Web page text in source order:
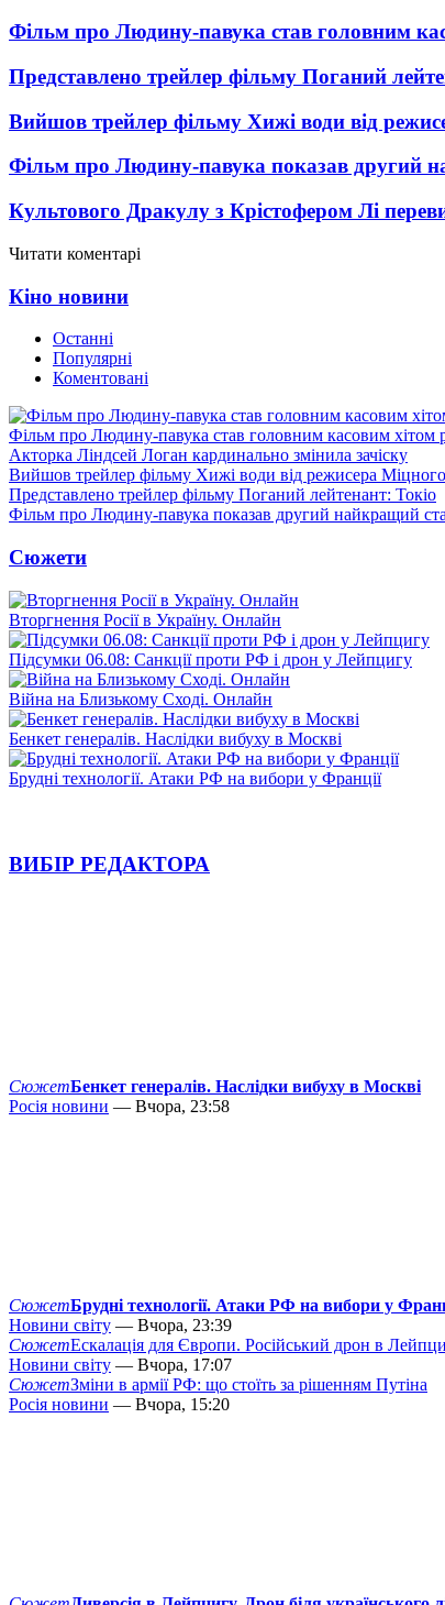
Фільм про Людину-павука став головним
Представлено трейлер фільму Поганий
Вийшов трейлер фільму Хижі води від
Фільм про Людину-павука показав другий
Культового Дракулу з Крістофером Лі
Читати коментарі
Кіно новини
Останні
Популярні
Коментовані
Фільм про Людину-павука став головним касовим хітом
Акторка Ліндсей Логан кардинально змінила зачіску
Вийшов трейлер фільму Хижі води від режисера
Представлено трейлер фільму Поганий лейтенант: Токіо
Фільм про Людину-павука показав другий найкращий
Сюжети
Вторгнення Росії в Україну. Онлайн
Підсумки 06.08: Санкції проти РФ і дрон у Лейпцигу
Війна на Близькому Сході. Онлайн
Бенкет генералів. Наслідки вибуху в Москві
Брудні технології. Атаки РФ на вибори у Франції
ВИБІР РЕДАКТОРА
СюжетБенкет генералів. Наслідки вибуху в Москві
Росія новини — Вчора, 23:58
СюжетБрудні технології. Атаки РФ на вибори у
Новини світу — Вчора, 23:39
СюжетЕскалація для Європи. Російський дрон в
Новини світу — Вчора, 17:07
СюжетЗміни в армії РФ: що стоїть за рішенням Путіна
Росія новини — Вчора, 15:20